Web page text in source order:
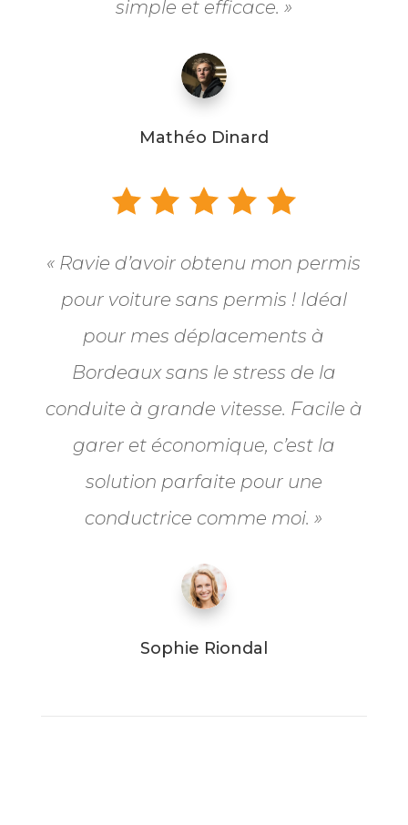
simple et efficace. »
Mathéo Dinard
« Ravie d’avoir obtenu mon permis
pour voiture sans permis ! Idéal
pour mes déplacements à
Bordeaux sans le stress de la
conduite à grande vitesse. Facile à
garer et économique, c’est la
solution parfaite pour une
conductrice comme moi. »
Sophie Riondal